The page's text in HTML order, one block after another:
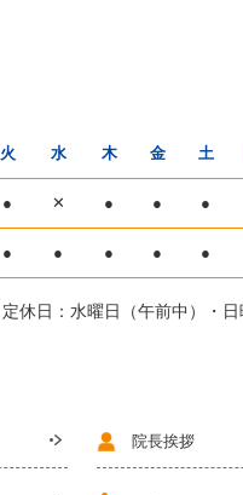
院長挨拶
火 水 木 金 土
● ✕ ● ● ●
● ● ● ● ●
定休日：水曜日（午前中）・